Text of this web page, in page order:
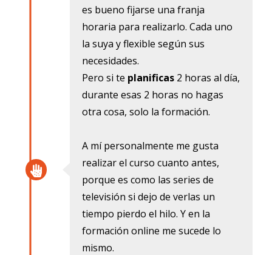
es bueno fijarse una franja
horaria para realizarlo. Cada uno
la suya y flexible según sus
necesidades.
Pero si te planificas 2 horas al día,
durante esas 2 horas no hagas
otra cosa, solo la formación.
A mí personalmente me gusta
realizar el curso cuanto antes,
porque es como las series de
televisión si dejo de verlas un
tiempo pierdo el hilo. Y en la
formación online me sucede lo
mismo.